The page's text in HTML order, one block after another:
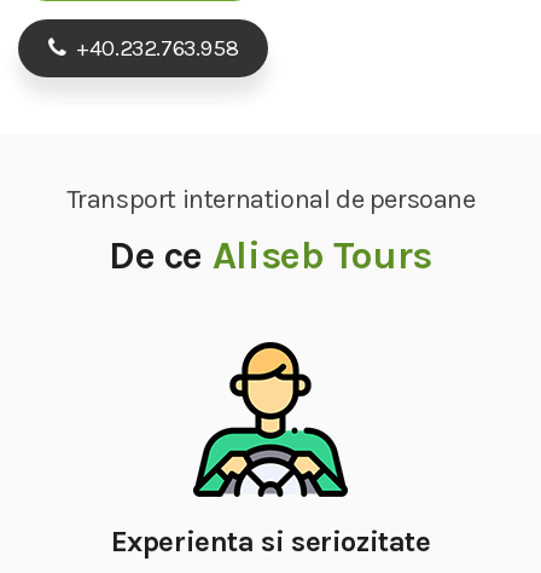
+40.232.763.958
Transport international de persoane
De ce Aliseb Tours
Experienta si seriozitate